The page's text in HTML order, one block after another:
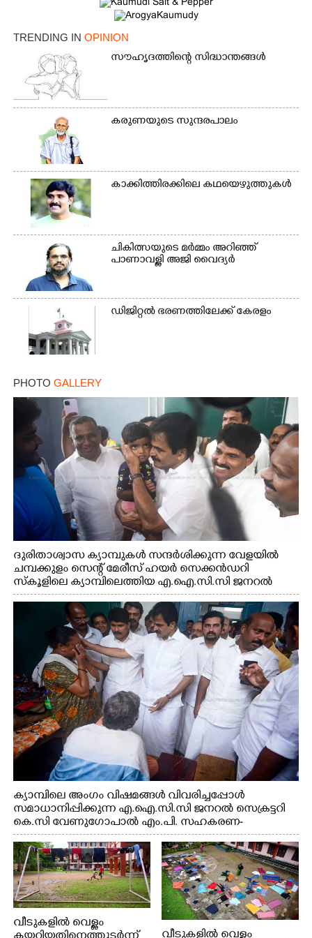
TRENDING IN OPINION
സൗഹൃദത്തിന്റെ സിദ്ധാന്തങ്ങൾ
കരുണയുടെ സുന്ദരപാലം
കാക്കിത്തിരക്കിലെ കഥയെഴുത്തുകൾ
ചികിത്സയുടെ മർമ്മം അറിഞ്ഞ്
പാണാവള്ളി അജി വൈദ്യർ
ഡിജിറ്റൽ ഭരണത്തിലേക്ക് കേരളം
PHOTO GALLERY
ദുരിതാശ്വാസ ക്യാമ്പുകൾ സന്ദർശിക്കുന്ന വേളയിൽ
ചമ്പക്കുളം സെന്റ് മേരീസ് ഹയർ സെക്കൻഡറി
സ്കൂളിലെ ക്യാമ്പിലെത്തിയ എ.ഐ.സി.സി ജനറൽ
സെക്രട്ടറി കെ.സി വേണുഗോപാൽ എം.പി കുരുന്നിനെ
എടുത്ത് ലാളിച്ചപ്പോൾ. സഹകരണ-എക്സൈസ്
വകുപ്പ് മന്ത്രി എം. ലിജു, കൃഷിവകുപ്പ് മന്ത്രി ടി. സിദ്ദിഖ്,
റെജി ചെറിയാൻ എം. എൽ. എ എന്നിവർ സമീപം
ക്യാമ്പിലെ അംഗം വിഷമങ്ങൾ വിവരിച്ചപ്പോൾ
സമാധാനിപ്പിക്കുന്ന എ.ഐ.സി.സി ജനറൽ സെക്രട്ടറി
കെ.സി വേണുഗോപാൽ എം.പി. സഹകരണ-
എക്സൈസ് വകുപ്പ് മന്ത്രി എം. ലിജു, എന്നിവർ
വീടുകളിൽ വെള്ളം
വീടുകളിൽ വെള്ളം